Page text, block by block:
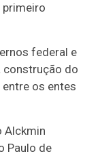
federal e
construção do
os entes
Alckmin
Paulo de